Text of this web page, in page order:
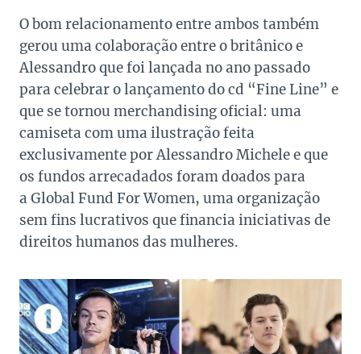
O bom relacionamento entre ambos também
gerou uma colaboração entre o britânico e
Alessandro que foi lançada no ano passado
para celebrar o lançamento do cd “Fine Line” e
que se tornou merchandising oficial: uma
camiseta com uma ilustração feita
exclusivamente por Alessandro Michele e que
os fundos arrecadados foram doados para
a Global Fund For Women, uma organização
sem fins lucrativos que financia iniciativas de
direitos humanos das mulheres.